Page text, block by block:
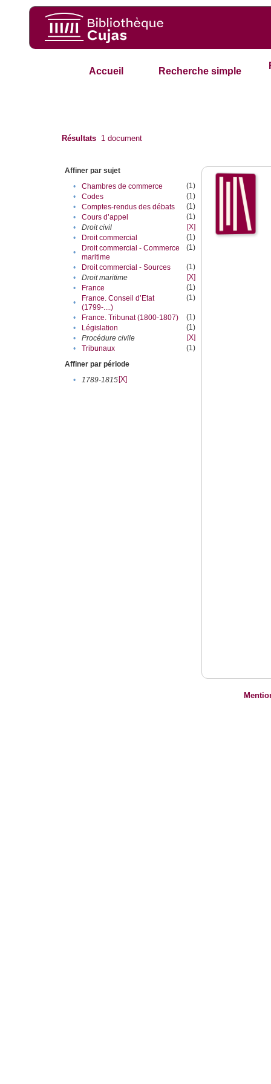
Accueil Recherche simple
Résultats 1 document
Affiner par sujet
•
Chambres de commerce
(1)
•
Codes
(1)
•
Comptes-rendus des débats
(1)
•
Cours d’appel
(1)
•
Droit civil
[X]
•
Droit commercial
(1)
•
Droit commercial - Commerce
maritime
(1)
• Droit commercial - Sources
(1)
•
Droit maritime
[X]
•
France
(1)
•
France. Conseil d’Etat
(1799-....)
(1)
• France. Tribunat (1800-1807)
(1)
•
Législation
(1)
•
Procédure civile
[X]
•
Tribunaux
(1)
Affiner par période
•
1789-1815[X]